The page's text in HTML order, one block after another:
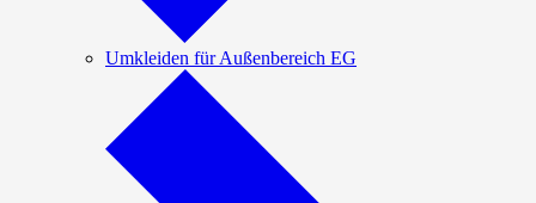
Umkleiden für Außenbereich EG